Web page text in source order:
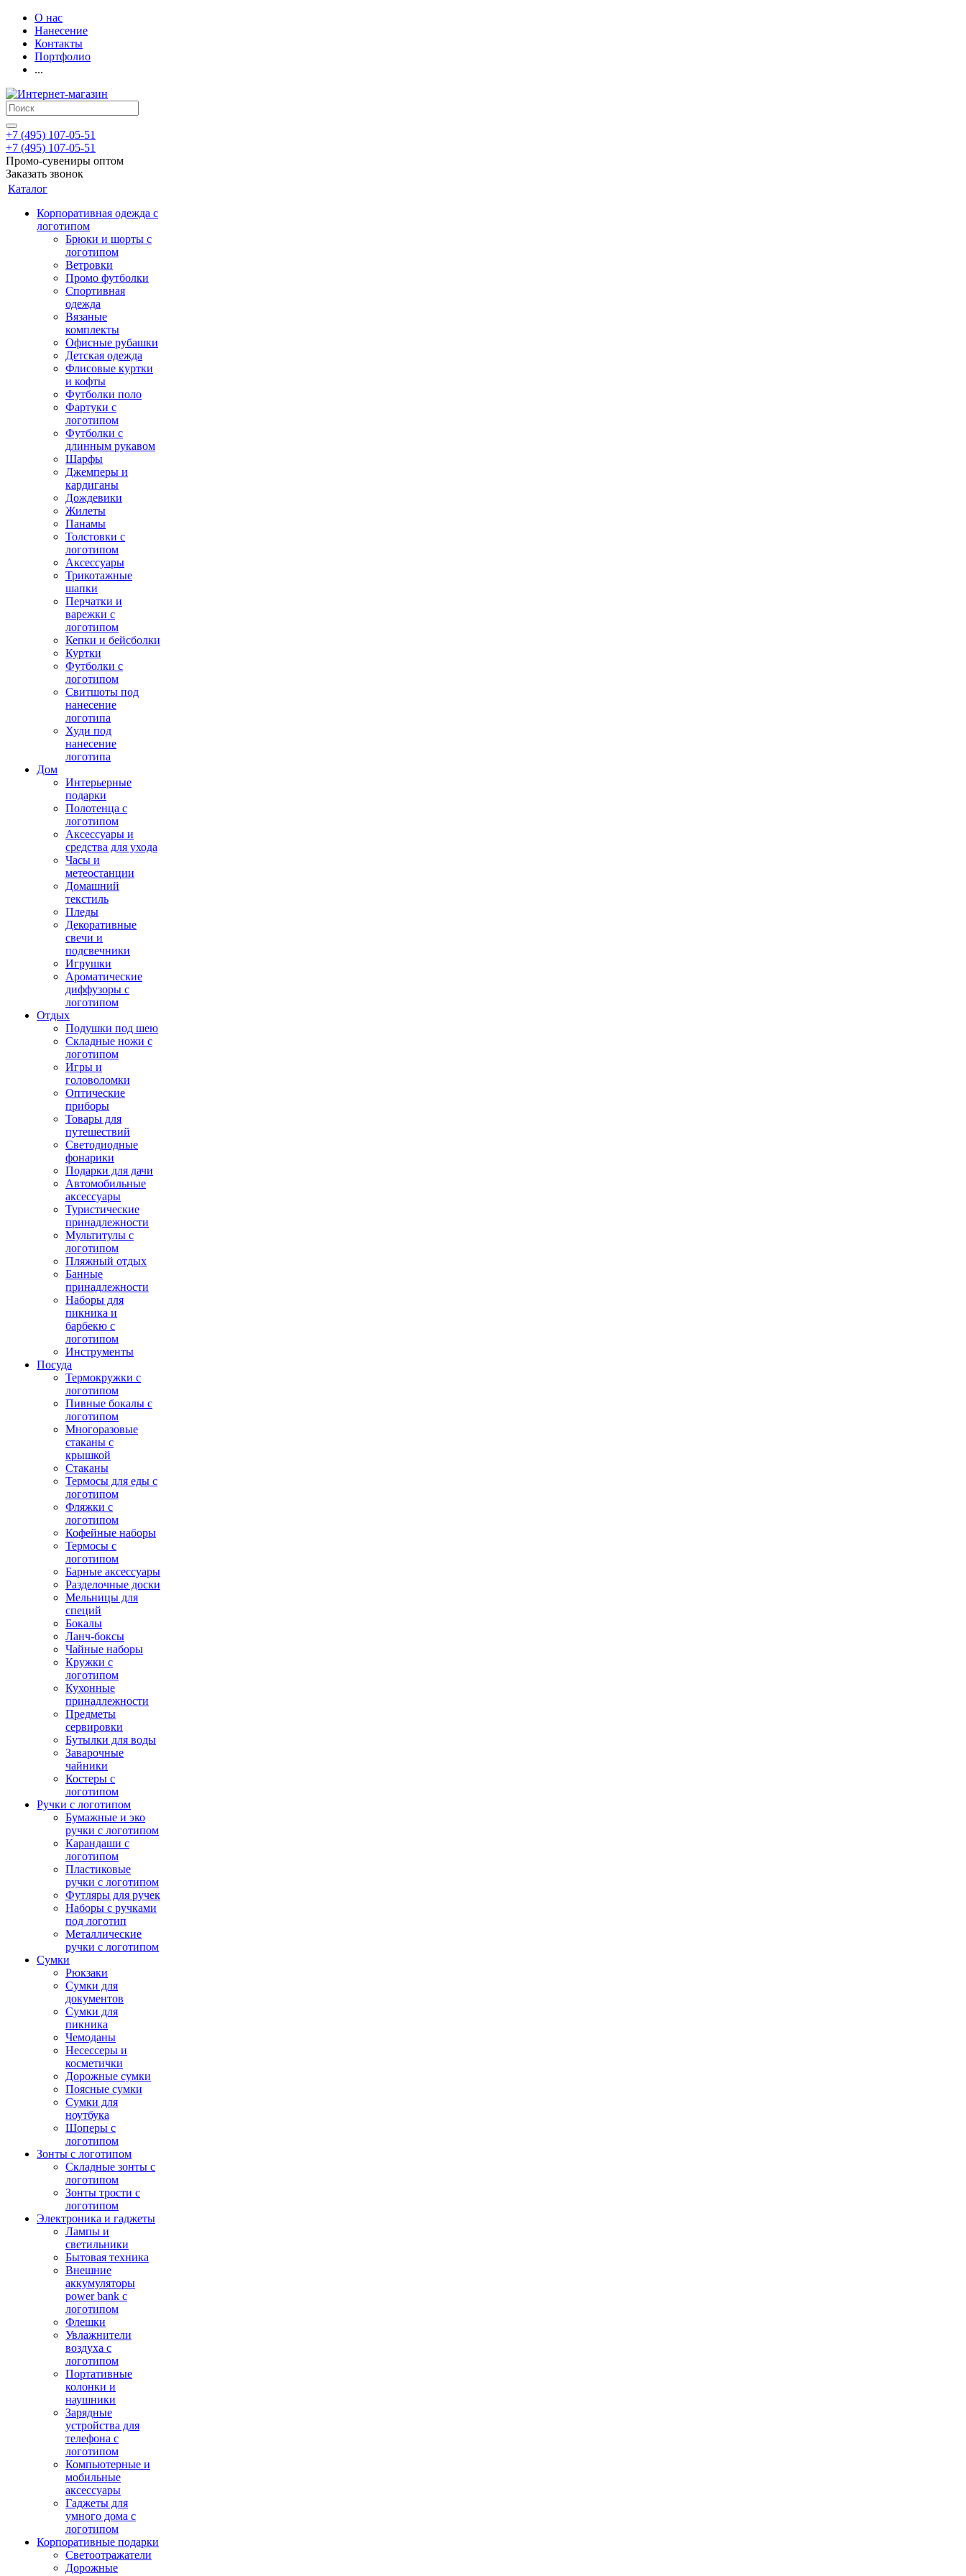
О нас
Нанесение
Контакты
Портфолио
...
+7 (495) 107-05-51
+7 (495) 107-05-51
Промо-сувениры оптом
Заказать звонок
Каталог
Корпоративная одежда с
логотипом
Брюки и шорты с
логотипом
Ветровки
Промо футболки
Спортивная
одежда
Вязаные
комплекты
Офисные рубашки
Детская одежда
Флисовые куртки
и кофты
Футболки поло
Фартуки с
логотипом
Футболки с
длинным рукавом
Шарфы
Джемперы и
кардиганы
Дождевики
Жилеты
Панамы
Толстовки с
логотипом
Аксессуары
Трикотажные
шапки
Перчатки и
варежки с
логотипом
Кепки и бейсболки
Куртки
Футболки с
логотипом
Свитшоты под
нанесение
логотипа
Худи под
нанесение
логотипа
Дом
Интерьерные
подарки
Полотенца с
логотипом
Аксессуары и
средства для ухода
Часы и
метеостанции
Домашний
текстиль
Пледы
Декоративные
свечи и
подсвечники
Игрушки
Ароматические
диффузоры с
логотипом
Отдых
Подушки под шею
Складные ножи с
логотипом
Игры и
головоломки
Оптические
приборы
Товары для
путешествий
Светодиодные
фонарики
Подарки для дачи
Автомобильные
аксессуары
Туристические
принадлежности
Мультитулы с
логотипом
Пляжный отдых
Банные
принадлежности
Наборы для
пикника и
барбекю с
логотипом
Инструменты
Посуда
Термокружки с
логотипом
Пивные бокалы с
логотипом
Многоразовые
стаканы с
крышкой
Стаканы
Термосы для еды с
логотипом
Фляжки с
логотипом
Кофейные наборы
Термосы с
логотипом
Барные аксессуары
Разделочные доски
Мельницы для
специй
Бокалы
Ланч-боксы
Чайные наборы
Кружки с
логотипом
Кухонные
принадлежности
Предметы
сервировки
Бутылки для воды
Заварочные
чайники
Костеры с
логотипом
Ручки с логотипом
Бумажные и эко
ручки с логотипом
Карандаши с
логотипом
Пластиковые
ручки с логотипом
Футляры для ручек
Наборы с ручками
под логотип
Металлические
ручки с логотипом
Сумки
Рюкзаки
Сумки для
документов
Сумки для
пикника
Чемоданы
Несессеры и
косметички
Дорожные сумки
Поясные сумки
Сумки для
ноутбука
Шоперы с
логотипом
Зонты с логотипом
Складные зонты с
логотипом
Зонты трости с
логотипом
Электроника и гаджеты
Лампы и
светильники
Бытовая техника
Внешние
аккумуляторы
power bank с
логотипом
Флешки
Увлажнители
воздуха с
логотипом
Портативные
колонки и
наушники
Зарядные
устройства для
телефона с
логотипом
Компьютерные и
мобильные
аксессуары
Гаджеты для
умного дома с
логотипом
Корпоративные подарки
Светоотражатели
Дорожные